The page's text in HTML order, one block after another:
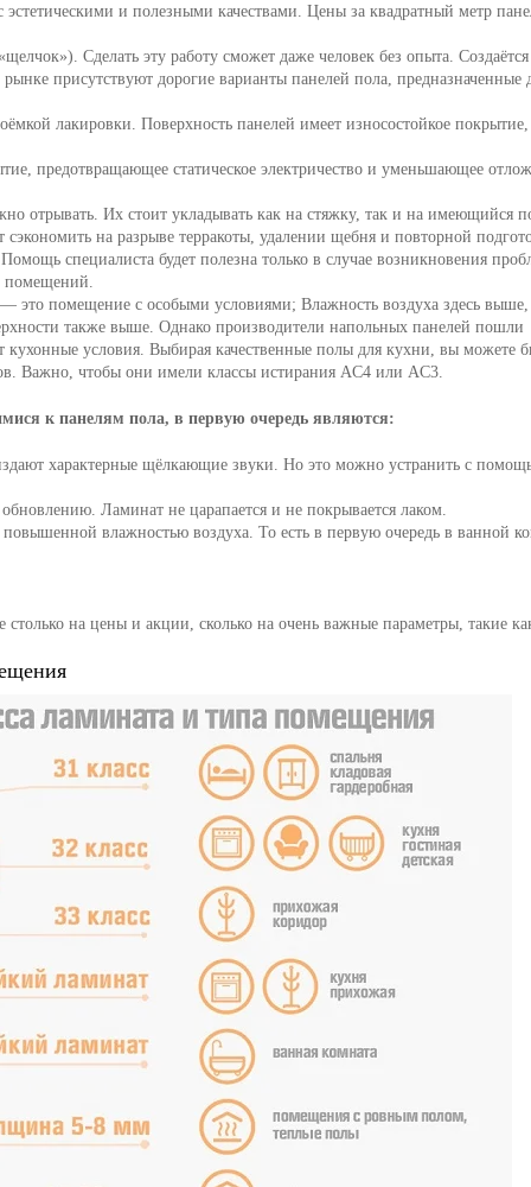
и полезными качествами. Цены за квадратный метр
Сделать эту работу сможет даже человек без опыта. Создаётся
присутствуют дорогие варианты панелей пола, предназначенные
лакировки. Поверхность панелей имеет износостойкое покрытие,
предотвращающее статическое электричество и уменьшающее
отрывать. Их стоит укладывать как на стяжку, так и на имеющийся
на разрыве терракоты, удалении щебня и повторной
специалиста будет полезна только в случае возникновения
помещений.
это помещение с особыми условиями; Влажность воздуха здесь
также выше. Однако производители напольных панелей пошли
условия. Выбирая качественные полы для кухни, вы можете
Важно, чтобы они имели классы истирания AC4 или AC3.
к панелям пола, в первую очередь являются:
характерные щёлкающие звуки. Но это можно устранить с
Ламинат не царапается и не покрывается лаком.
влажностью воздуха. То есть в первую очередь в ванной
столько на цены и акции, сколько на очень важные параметры, такие